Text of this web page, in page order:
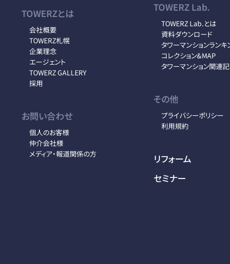
TOWERZとは
会社概要
TOWERZ札幌
企業理念
エージェント
TOWERZ GALLERY
採用
お問い合わせ
個人のお客様
仲介会社様
メディア・報道関係の方
TOWERZ Lab.
TOWERZ Lab.とは
資料ダウンロード
タワーマンションランキ
コレクション&MAP
タワーマンション関連
その他
プライバシーポリシー
利用規約
リフォーム
セミナー